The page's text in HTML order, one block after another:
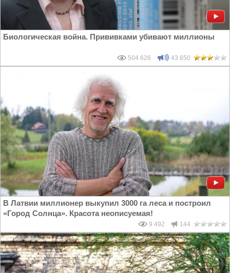
Биологическая война. Прививками убивают миллионы
504 626 43 650
В Латвии миллионер выкупил 3000 га леса и построил
«Город Солнца». Красота неописуемая!
9 492 144